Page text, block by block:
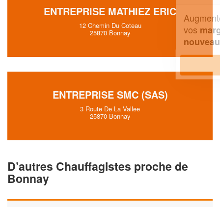
ENTREPRISE MATHIEZ ERIC
12 Chemin Du Coteau
25870 Bonnay
ENTREPRISE SMC (SAS)
3 Route De La Vallee
25870 Bonnay
D’autres Chauffagistes proche de
Bonnay
Augmentez votrechiffre d'affaireset
margestout en gagnant de